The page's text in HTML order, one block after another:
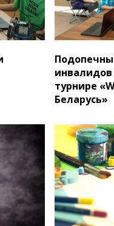
инвалидов
турнире
Беларусь»